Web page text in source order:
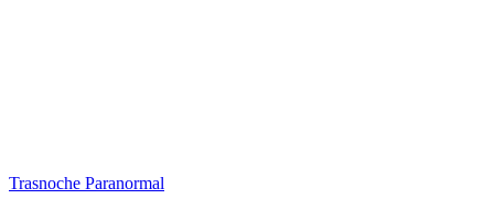
Trasnoche Paranormal